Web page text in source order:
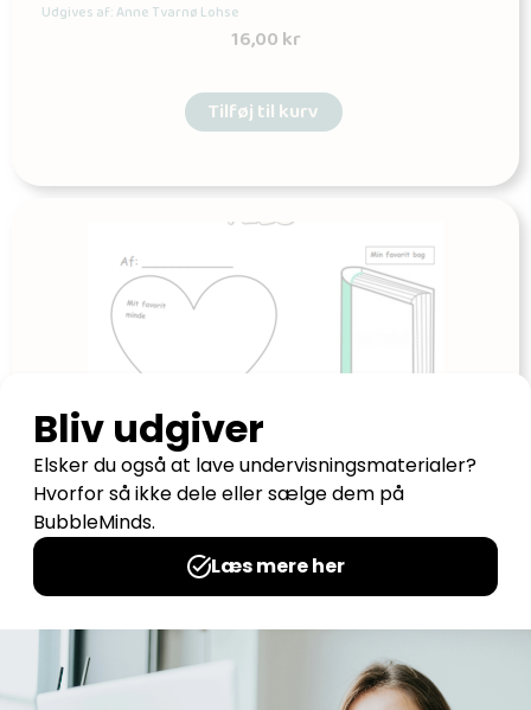
Udgives af: Anne Tvarnø Lohse
16,00kr
Tilføj til kurv
Udgives af: Louise Faruerskov